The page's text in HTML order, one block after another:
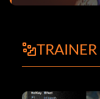
TRAINER